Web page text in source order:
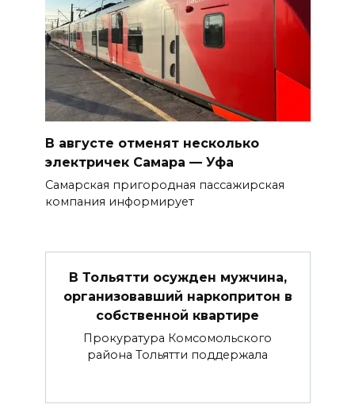
В августе отменят несколько
электричек Самара — Уфа
Самарская пригородная пассажирская
компания информирует
В Тольятти осужден мужчина,
организовавший наркопритон в
собственной квартире
Прокуратура Комсомольского
района Тольятти поддержала